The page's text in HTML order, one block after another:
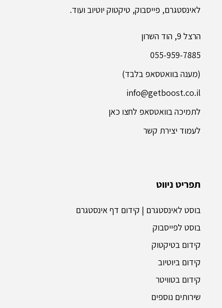
תפריט ניווט
בוסט לאינסטגרם | קידום דף אינסטגרם
בוסט לפייסבוק
קידום בטיקטוק
קידום ביוטיוב
קידום בטוויטר
שירותים נוספים
לאינסטגרם, פייסבוק, טיקטוק יוטיוב ועוד.
הרצל 9, הוד השרון
055-959-7885
(מענה בוואטסאפ בלבד)
info@getboost.co.il
לתמיכה בוואטסאפ לחצו כאן
לעמוד יצירת קשר